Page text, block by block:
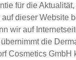
für die
dieser Website
wir auf
die
Cosmetics GmbH